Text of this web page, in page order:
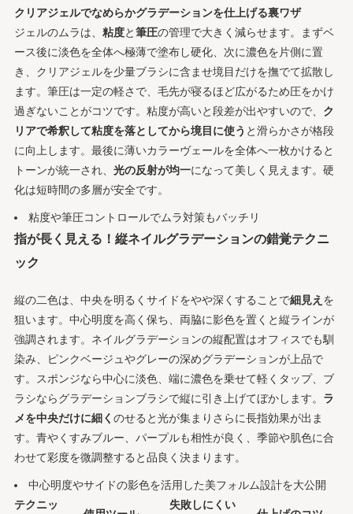
クリアジェルでなめらかグラデーションを仕上げる裏ワザ
ジェルのムラは、 粘度と 筆圧の管理で大きく減らせます。まずベ
ース後に淡色を全体へ極薄で塗布し硬化、次に濃色を片側に置
き、クリアジェルを少量ブラシに含ませ境目だけを撫でて拡散し
ます。筆圧は一定の軽さで、毛先が寝るほど広がるため圧をかけ
過ぎないことがコツです。粘度が高いと段差が出やすいので、 ク
リアで希釈して粘度を落としてから境目に使う と滑らかさが格段
に向上します。最後に薄いカラーヴェールを全体へ一枚かけると
トーンが統一され、 光の反射が均一になって美しく見えます。硬
化は短時間の多層が安全です。
粘度や筆圧コントロールでムラ対策もバッチリ
指が長く見える！縦ネイルグラデーションの錯覚テクニ
ック
縦の二色は、中央を明るくサイドをやや深くすることで細見え を
狙います。中心明度を高く保ち、両脇に影色を置くと縦ラインが
強調されます。ネイルグラデーションの縦配置はオフィスでも馴
染み、ピンクベージュやグレーの深めグラデーションが上品で
す。スポンジなら中心に淡色、端に濃色を乗せて軽くタップ、ブ
ラシならグラデーションブラシで縦に引き上げてぼかします。 ラ
メを中央だけに細く のせると光が集まりさらに長指効果が出ま
す。青やくすみブルー、パープルも相性が良く、季節や肌色に合
わせて彩度を微調整すると品良く決まります。
中心明度やサイドの影色を活用した美フォルム設計を大公開
テクニッ
失敗しにくい